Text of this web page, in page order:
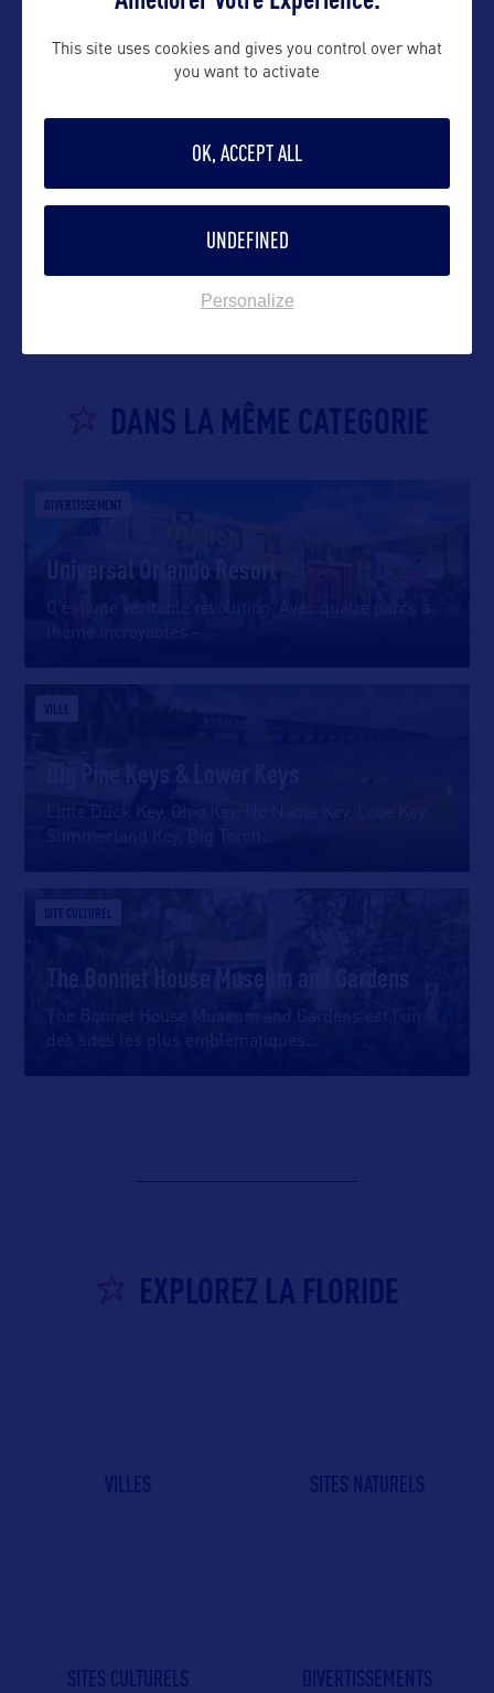
DANS LA MÊME CATEGORIE
DIVERTISSEMENT
Universal Orlando Resort
C’est une véritable révolution. Avec quatre parcs à
VILLE
Little Duck Key, Ohio Key, No Name Key, Looe Key,
SITE CULTUREL
The Bonnet House Museum and Gardens
The Bonnet House Museum and Gardens est l’un
des sites les plus emblématiques
EXPLOREZ LA FLORIDE
VILLES SITES NATURELS
SITES CULTURELS DIVERTISSEMENTS
This site uses cookies and gives you control over what
you want to activate
OK, ACCEPT ALL
UNDEFINED
Personalize